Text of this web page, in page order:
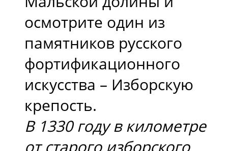
осмотрите один из
памятников русского
фортификационного
искусства – Изборскую
крепость.
В 1330 году в километре
от старого изборского